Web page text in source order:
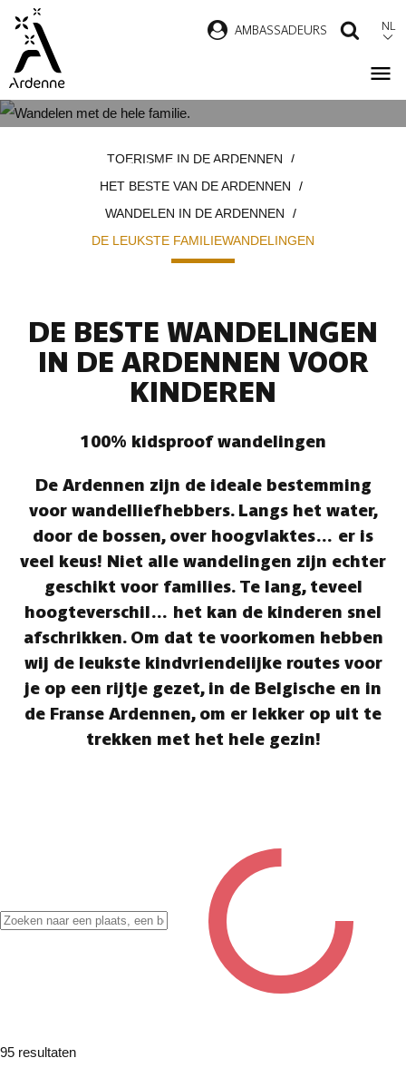
Overslaan
naar
inhoud
AMBASSADEURS NL
VOOR HET HELE GEZIN
TOERISME IN DE ARDENNEN
HET BESTE VAN DE ARDENNEN
WANDELEN IN DE ARDENNEN
DE LEUKSTE FAMILIEWANDELINGEN
DE BESTE WANDELINGEN
IN DE ARDENNEN VOOR
KINDEREN
100% kidsproof wandelingen
De Ardennen zijn de ideale bestemming
voor wandelliefhebbers. Langs het water,
door de bossen, over hoogvlaktes… er is
veel keus! Niet alle wandelingen zijn echter
geschikt voor families. Te lang, teveel
hoogteverschil… het kan de kinderen snel
afschrikken. Om dat te voorkomen hebben
wij de leukste kindvriendelijke routes voor
je op een rijtje gezet, in de Belgische en in
de Franse Ardennen, om er lekker op uit te
trekken met het hele gezin!
95 resultaten